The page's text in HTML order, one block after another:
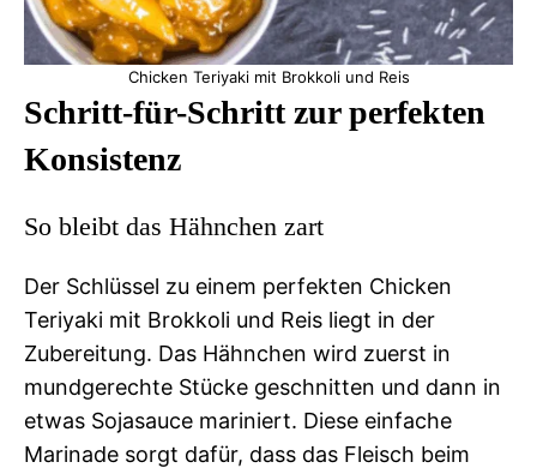
Chicken Teriyaki mit Brokkoli und Reis
Schritt-für-Schritt zur perfekten
Konsistenz
So bleibt das Hähnchen zart
Der Schlüssel zu einem perfekten Chicken
Teriyaki mit Brokkoli und Reis liegt in der
Zubereitung. Das Hähnchen wird zuerst in
mundgerechte Stücke geschnitten und dann in
etwas Sojasauce mariniert. Diese einfache
Marinade sorgt dafür, dass das Fleisch beim